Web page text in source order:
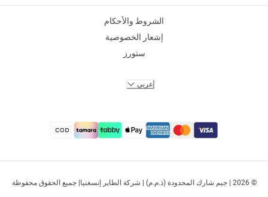
© 2026 | جيم شارك المحدودة (ذ.م.م) | شركة الطاير إنسغنيا| جميع الحقوق محفوظة
الشروط والأحكام
إشعار الخصوصية
ستورز
عربي